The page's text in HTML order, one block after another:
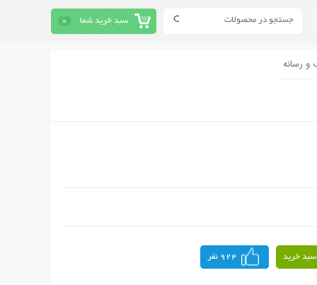
سبد خرید شما 0
و رسانه
خرید 924 نفر